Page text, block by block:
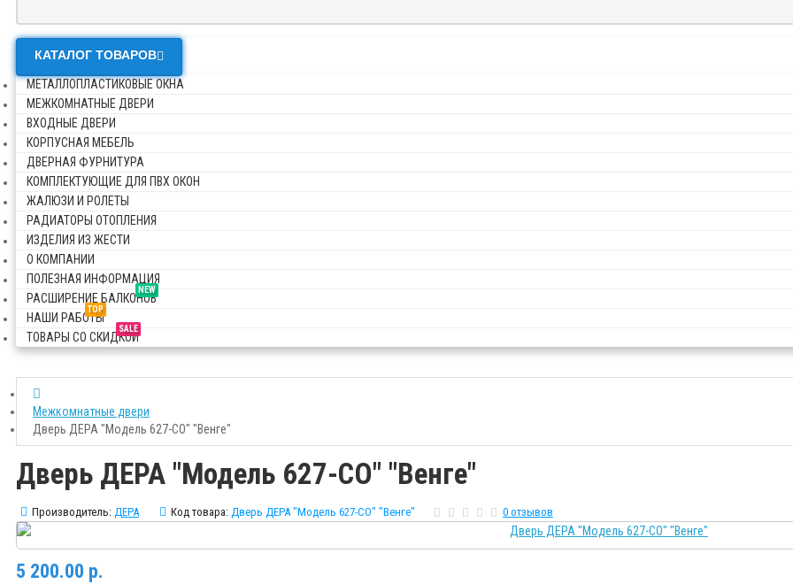
КАТАЛОГ ТОВАРОВ
МЕТАЛЛОПЛАСТИКОВЫЕ ОКНА
МЕЖКОМНАТНЫЕ ДВЕРИ
ВХОДНЫЕ ДВЕРИ
КОРПУСНАЯ МЕБЕЛЬ
ДВЕРНАЯ ФУРНИТУРА
КОМПЛЕКТУЮЩИЕ ДЛЯ ПВХ ОКОН
ЖАЛЮЗИ И РОЛЕТЫ
РАДИАТОРЫ ОТОПЛЕНИЯ
ИЗДЕЛИЯ ИЗ ЖЕСТИ
О КОМПАНИИ
ПОЛЕЗНАЯ ИНФОРМАЦИЯ
NEW
РАСШИРЕНИЕ БАЛКОНОВ
TOP
НАШИ РАБОТЫ
SALE
ТОВАРЫ СО СКИДКОЙ
Межкомнатные двери
Дверь ДЕРА "Модель 627-СО" "Венге"
Дверь ДЕРА "Модель 627-СО" "Венге"
Производитель: ДЕРА Код товара: Дверь ДЕРА "Модель 627-СО" "Венге" 0 отзывов
5 200.00 р.